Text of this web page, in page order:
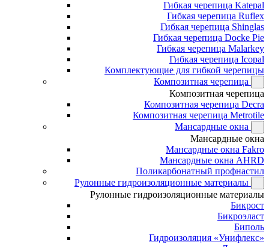
Гибкая черепица Katepal
Гибкая черепица Ruflex
Гибкая черепица Shinglas
Гибкая черепица Docke Pie
Гибкая черепица Malarkey
Гибкая черепица Icopal
Комплектующие для гибкой черепицы
Композитная черепица
Композитная черепица
Композитная черепица Decra
Композитная черепица Metrotile
Мансардные окна
Мансардные окна
Мансардные окна Fakro
Мансардные окна AHRD
Поликарбонатный профнастил
Рулонные гидроизоляционные материалы
Рулонные гидроизоляционные материалы
Бикрост
Бикроэласт
Биполь
Гидроизоляция «Унифлекс»